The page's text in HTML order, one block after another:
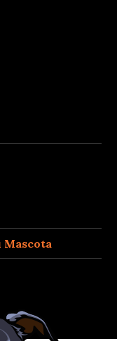
Mascota